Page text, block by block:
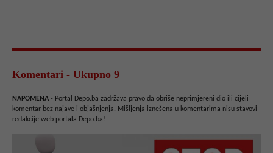
Komentari - Ukupno 9
NAPOMENA - Portal Depo.ba zadržava pravo da obriše neprimjereni dio ili cijeli
komentar bez najave i objašnjenja. Mišljenja iznešena u komentarima nisu stavovi
redakcije web portala Depo.ba!